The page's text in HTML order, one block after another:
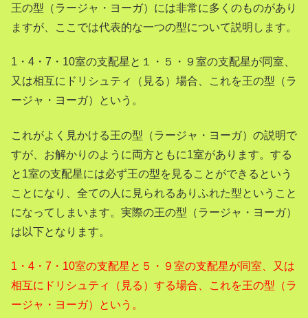
王の型（ラージャ・ヨーガ）には非常に多くのものがあり
ますが、ここでは代表的な一つの型について説明します。
1・4・7・10室の支配星と１・５・９室の支配星が同室、
又は相互にドリシュティ（見る）場合、これを王の型（ラ
ージャ・ヨーガ）という。
これがよく見かける王の型（ラージャ・ヨーガ）の説明で
すが、お解かりのように両方ともに1室があります。する
と1室の支配星には必ず王の型を見ることができるという
ことになり、全ての人に見られるありふれた型ということ
になってしまいます。実際の王の型（ラージャ・ヨーガ）
は以下となります。
1・4・7・10室の支配星と５・９室の支配星が同室、又は
相互にドリシュティ（見る）する場合、これを王の型（ラ
ージャ・ヨーガ）という。